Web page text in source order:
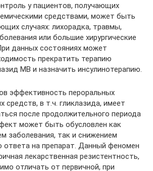
у пациентов, получающих
средствами, может быть
случаях: лихорадка, травмы,
или большие хирургические
данных состояниях может
прекратить терапию
МВ и назначить инсулинотерапию.
эффективность пероральных
средств, в т.ч. гликлазида, имеет
после продолжительного периода
может быть обусловлен как
заболевания, так и снижением
ответа на препарат. Данный феномен
лекарственная резистентность,
отличать от первичной, при